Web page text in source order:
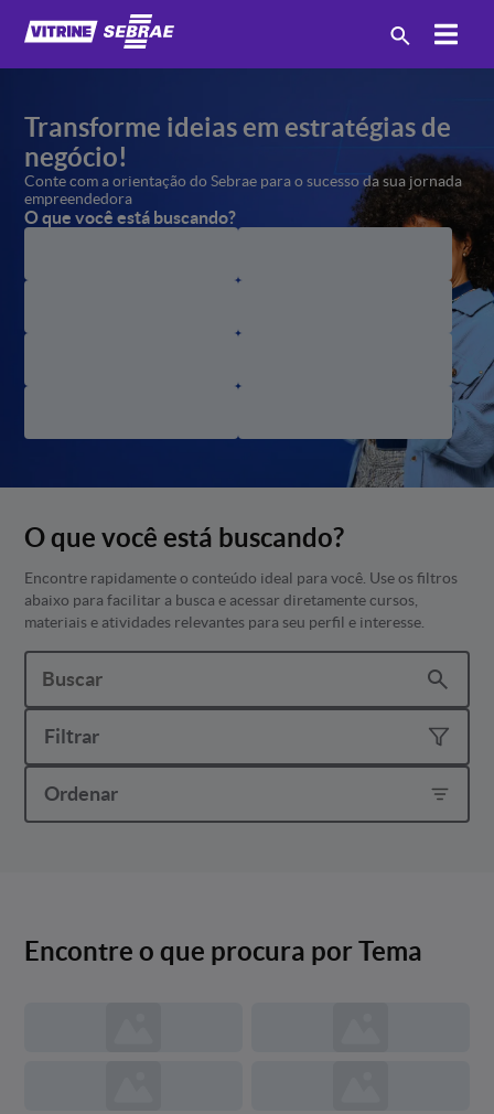
Transforme ideias em estratégiasde
negócio!
Conte com a orientaçãodo Sebrae para o sucessoda sua jornada
empreendedora
O que você está buscando?
O que você está buscando?
Encontre rapidamente o conteúdo ideal para você. Use os filtros
abaixo para facilitar a busca e acessar diretamente cursos,
materiais e atividades relevantes para seu perfil e interesse.
Filtrar
Ordenar
Encontre o que procura por Tema